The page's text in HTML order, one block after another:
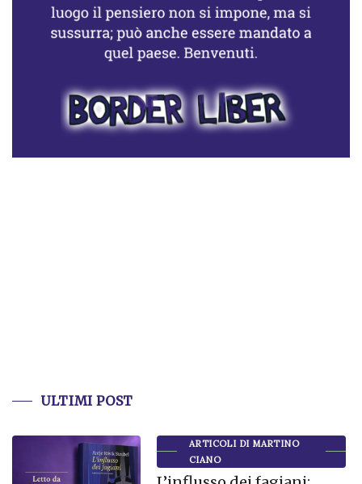
ULTIMI POST
ARTICOLI DI MARTINO
CIANO